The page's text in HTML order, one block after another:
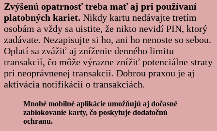
Zvýšenú opatrnosť treba mať aj pri používaní
platobných kariet. Nikdy kartu nedávajte tretím
osobám a vždy sa uistite, že nikto nevidí PIN, ktorý
zadávate. Nezapisujte si ho, ani ho nenoste so sebou.
Oplatí sa zvážiť aj zníženie denného limitu
transakcií, čo môže výrazne znížiť potenciálne straty
pri neoprávnenej transakcii. Dobrou praxou je aj
aktivácia notifikácií o transakciách.
Mnohé mobilné aplikácie umožňujú aj dočasné
zablokovanie karty, čo poskytuje dodatočnú
ochranu.